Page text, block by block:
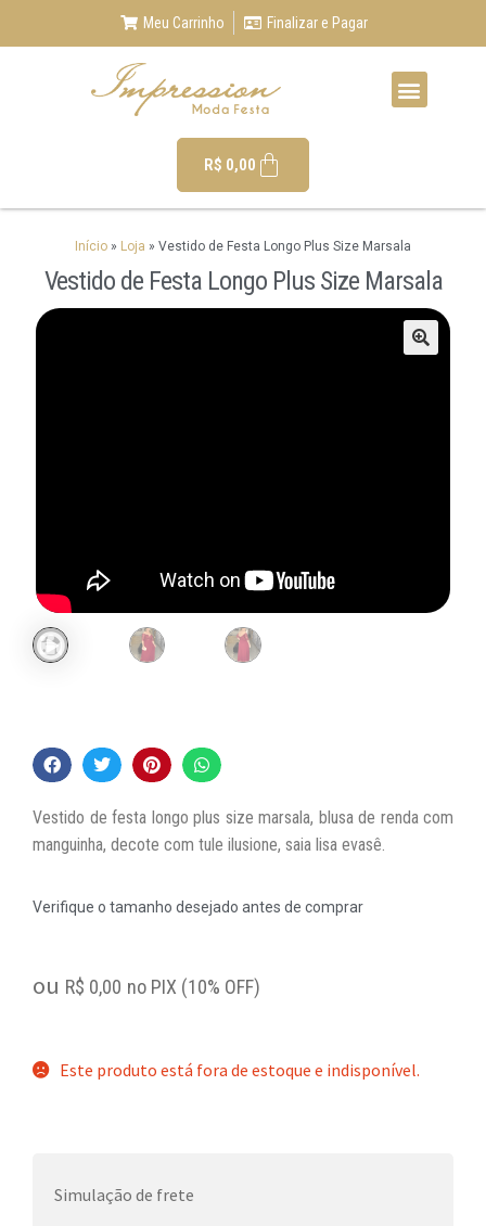
Meu Carrinho Finalizar e Pagar
R$ 0,00
Início » Loja » Vestido de Festa Longo Plus Size Marsala
Vestido de Festa Longo Plus Size Marsala
Vestido de festa longo plus size marsala, blusa de renda com
manguinha, decote com tule ilusione, saia lisa evasê.
Verifique o tamanho desejado antes de comprar
ou R$ 0,00 no PIX (10% OFF)
Este produto está fora de estoque e indisponível.
Simulação de frete